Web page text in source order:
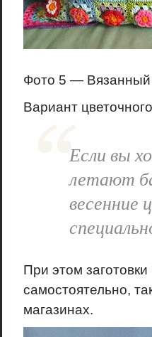
Фото 5 — Вязанный
Вариант
Если вы
летают
весенние
При этом
самостоятельно,
магазинах.